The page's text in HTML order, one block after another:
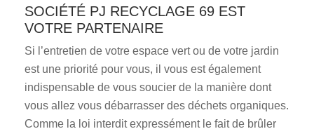
SOCIÉTÉ PJ RECYCLAGE 69 EST
VOTRE PARTENAIRE
Si l’entretien de votre espace vert ou de votre jardin
est une priorité pour vous, il vous est également
indispensable de vous soucier de la manière dont
vous allez vous débarrasser des déchets organiques.
Comme la loi interdit expressément le fait de brûler